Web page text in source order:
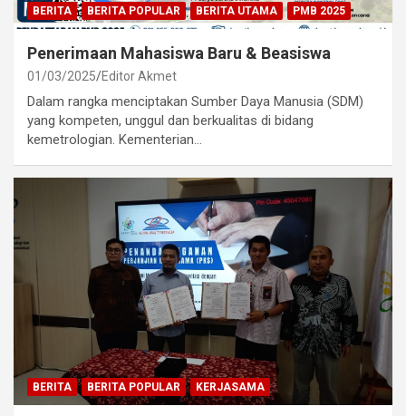
BERITA BERITA POPULAR BERITA UTAMA PMB 2025
Penerimaan Mahasiswa Baru & Beasiswa
01/03/2025 Editor Akmet
Dalam rangka menciptakan Sumber Daya Manusia (SDM)
yang kompeten, unggul dan berkualitas di bidang
kemetrologian. Kementerian…
BERITA BERITA POPULAR KERJASAMA